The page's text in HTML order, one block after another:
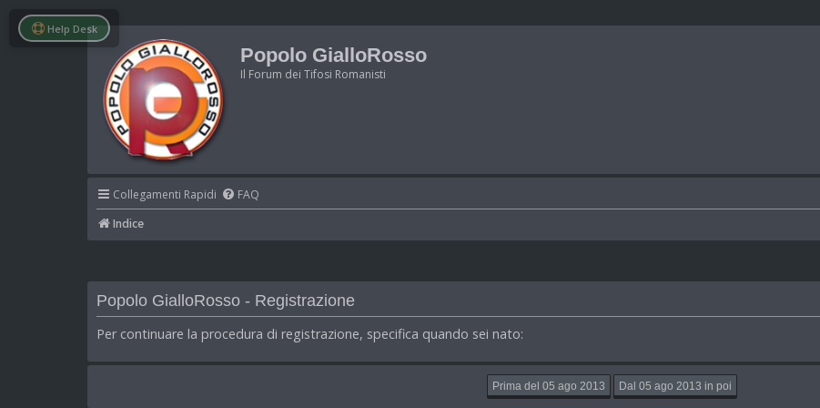
Help Desk
Popolo GialloRosso
Il Forum dei Tifosi Romanisti
Collegamenti Rapidi FAQ
Indice
Popolo GialloRosso - Registrazione
Per continuare la procedura di registrazione, specifica quando sei nato: